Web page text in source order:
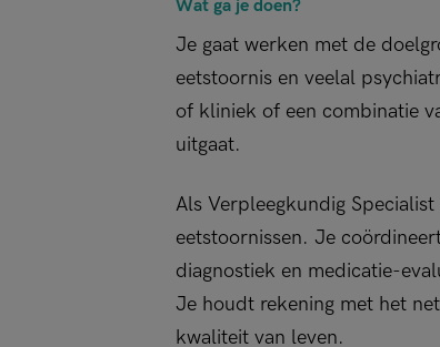
Wat ga je doen?
Je gaat werken met de
eetstoornis en veelal
of kliniek of een combinatie
uitgaat.
Als Verpleegkundig
eetstoornissen. Je
diagnostiek en medicatie-
Je houdt rekening met het
kwaliteit van leven.